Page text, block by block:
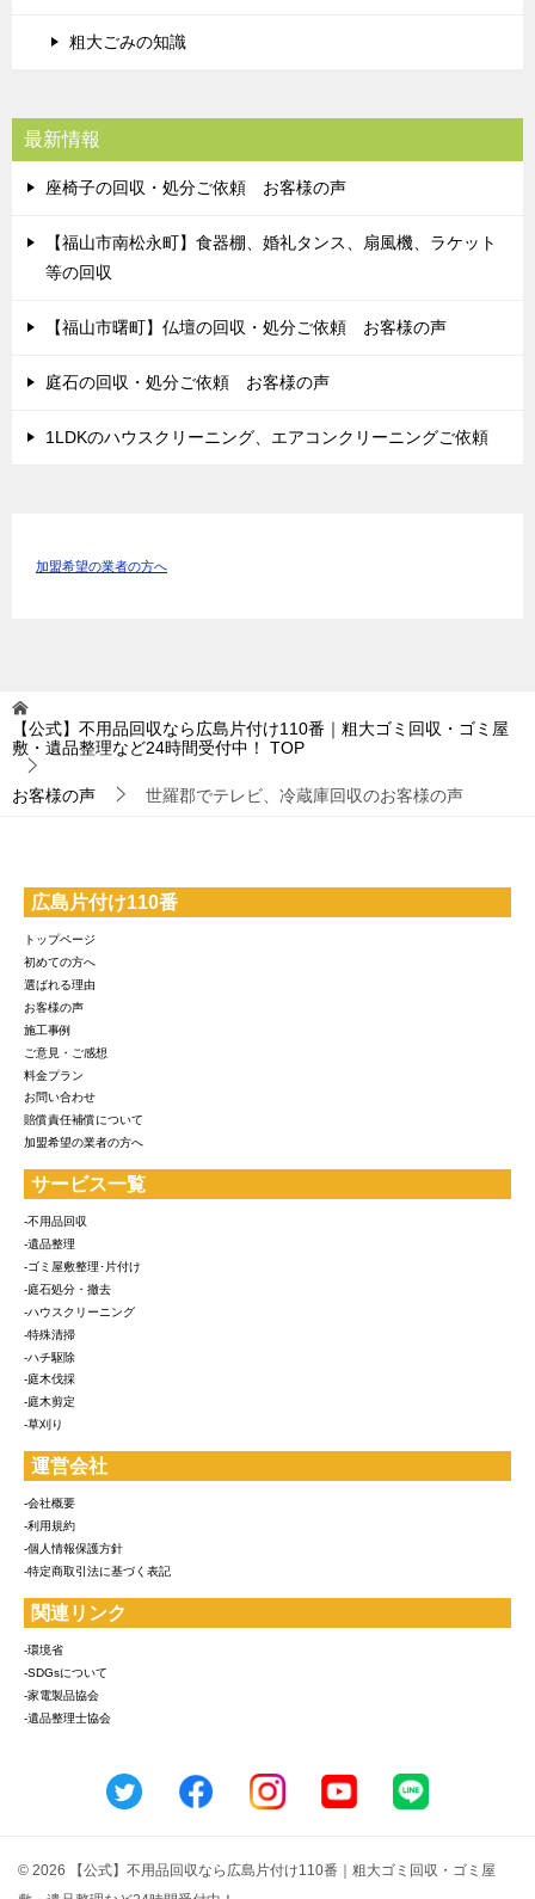
粗大ごみの知識
最新情報
座椅子の回収・処分ご依頼 お客様の声
【福山市南松永町】食器棚、婚礼タンス、扇風機、ラケット
等の回収
【福山市曙町】仏壇の回収・処分ご依頼 お客様の声
庭石の回収・処分ご依頼 お客様の声
1LDKのハウスクリーニング、エアコンクリーニングご依頼
加盟希望の業者の方へ
【公式】不用品回収なら広島片付け110番｜粗大ゴミ回収・ゴミ屋
敷・遺品整理など24時間受付中！
TOP
お客様の声 世羅郡でテレビ、冷蔵庫回収のお客様の声
広島片付け110番
トップページ
初めての方へ
選ばれる理由
お客様の声
施工事例
ご意見・ご感想
料金プラン
お問い合わせ
賠償責任補償について
加盟希望の業者の方へ
サービス一覧
-不用品回収
-遺品整理
-ゴミ屋敷整理･片付け
-庭石処分・撤去
-ハウスクリーニング
-特殊清掃
-ハチ駆除
-庭木伐採
-庭木剪定
-草刈り
運営会社
-会社概要
-利用規約
-個人情報保護方針
-特定商取引法に基づく表記
関連リンク
-環境省
-SDGsについて
-家電製品協会
-遺品整理士協会
© 2026 【公式】不用品回収なら広島片付け110番｜粗大ゴミ回収・ゴミ屋